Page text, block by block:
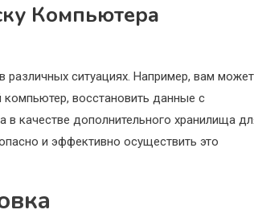
Компьютера
ситуациях. Например, вам может
восстановить данные с
в качестве дополнительного хранилища
и эффективно осуществить это